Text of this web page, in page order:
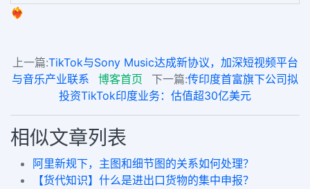
❤️‍🔥
上一篇:TikTok与Sony Music达成新协议，加深短视频平台
与音乐产业联系
博客首页 下一篇:传印度首富旗下公司拟
投资TikTok印度业务：估值超30亿美元
相似文章列表
阿里新规下，主图和细节图的关系如何处理？
【货代知识】什么是进出口货物的集中申报？